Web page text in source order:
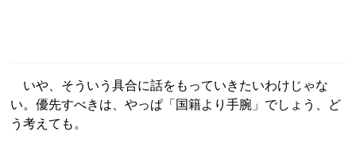
いや、そういう具合に話をもっていきたいわけじゃな
い。優先すべきは、やっぱ「国籍より手腕」でしょう、ど
う考えても。